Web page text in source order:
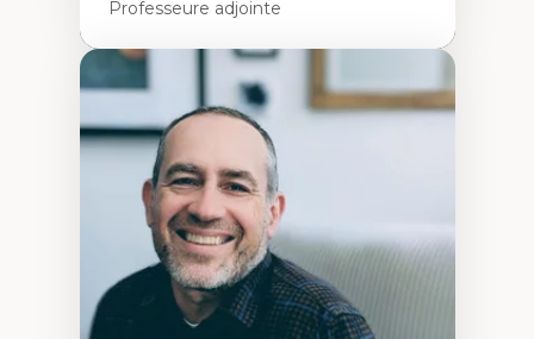
Professeure adjointe
Expertises
Démocratisation des nouvelles
technologies et biotechnologies
Données ouvertes
Bioart, programmation et électronique
créatives
Histoire sociale et culturelle des
technologies numériques
Résistances et droits numériques
Internet des objets
Métavers
Problématiques relatives à l’intelligence
artificielle, l’apprentissage machine et les